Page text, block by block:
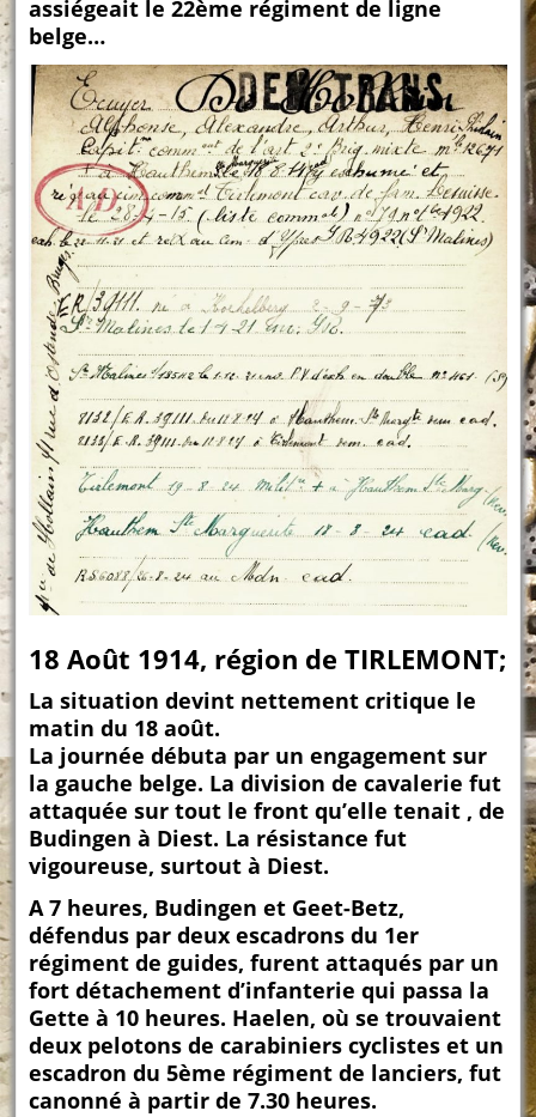
assiégeait le 22ème régiment de ligne
belge…
18 Août 1914, région de TIRLEMONT;
La situation devint nettement critique le
matin du 18 août.
La journée débuta par un engagement sur
la gauche belge. La division de cavalerie fut
attaquée sur tout le front qu’elle tenait , de
Budingen à Diest. La résistance fut
vigoureuse, surtout à Diest.
A 7 heures, Budingen et Geet-Betz,
défendus par deux escadrons du 1er
régiment de guides, furent attaqués par un
fort détachement d’infanterie qui passa la
Gette à 10 heures. Haelen, où se trouvaient
deux pelotons de carabiniers cyclistes et un
escadron du 5ème régiment de lanciers, fut
canonné à partir de 7.30 heures.